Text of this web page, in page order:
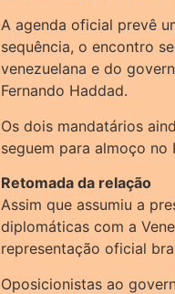
A agenda oficial prevê
sequência, o encontro
venezuelana e do
Fernando Haddad.
Os dois mandatários
seguem para almoço no
Retomada da relação
Assim que assumiu a
diplomáticas com a
representação oficial
Oposicionistas ao